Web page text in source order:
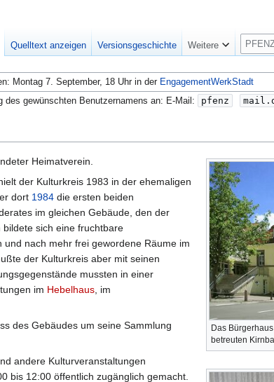
Montag 7. September, 18 Uhr in der EngagementWerkStadt
gewünschten Benutzernamens an: E-Mail:
pfenz
Das
betreuten
Heimatverein.
der Kulturkreis 1983 in der ehemaligen
dort 1984 die ersten beiden
im gleichen Gebäude, den der
sich eine fruchtbare
nach mehr frei gewordene Räume im
der Kulturkreis aber mit seinen
mussten in einer
im Hebelhaus , im
des Gebäudes um seine Sammlung
andere Kulturveranstaltungen
bis 12:00 öffentlich zugänglich gemacht.
Quelltext anzeigen Versionsgeschichte Weitere
S
u
c
h
e